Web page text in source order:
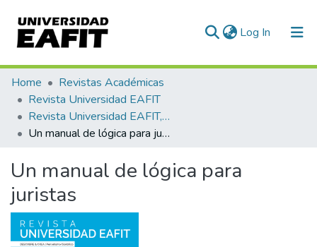
Log In (current)
Communities & Collections
All of DSpace
Statistics
Home
Revistas Académicas
Revista Universidad EAFIT
Revista Universidad EAFIT, Vol. 53, Núm. 172 (2018)
Un manual de lógica para juristas
Un manual de lógica para
juristas